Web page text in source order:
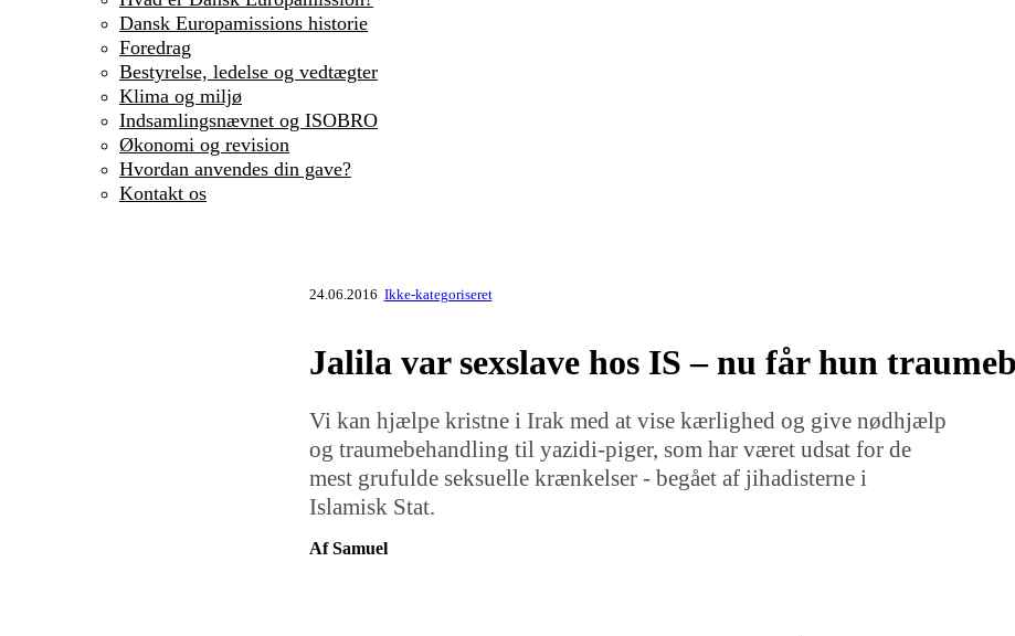
Dansk Europamissions historie
Foredrag
Bestyrelse, ledelse og vedtægter
Klima og miljø
Indsamlingsnævnet og ISOBRO
Økonomi og revision
Hvordan anvendes din gave?
Kontakt os
24.06.2016 Ikke-kategoriseret
Jalila var sexslave hos IS – nu får hun
Vi kan hjælpe kristne i Irak med at vise kærlighed og give nødhjælp
og traumebehandling til yazidi-piger, som har været udsat for de
mest grufulde seksuelle krænkelser - begået af jihadisterne i
Islamisk Stat.
Af Samuel